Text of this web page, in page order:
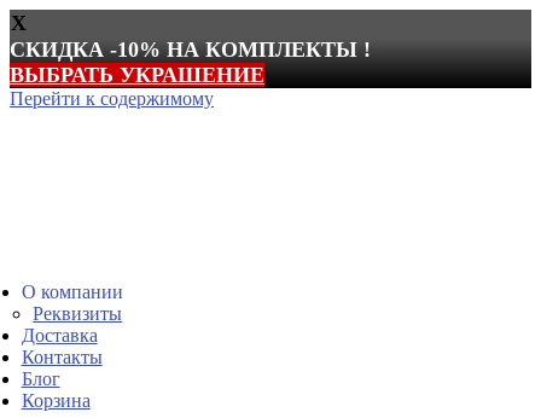
X
СКИДКА -10% НА КОМПЛЕКТЫ !
ВЫБРАТЬ УКРАШЕНИЕ
Перейти к содержимому
О компании
Реквизиты
Доставка
Контакты
Блог
Корзина